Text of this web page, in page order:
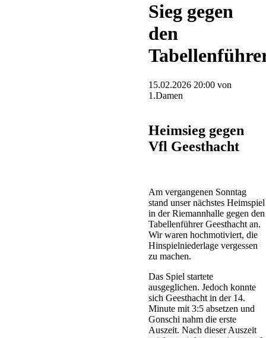
Sieg gegen
den
15.02.2026 20:00 von
1.Damen
Heimsieg gegen
Vfl Geesthacht
Am vergangenen Sonntag
stand unser nächstes Heimspiel
in der Riemannhalle gegen den
Tabellenführer Geesthacht an.
Wir waren hochmotiviert, die
Hinspielniederlage vergessen
zu machen.
Das Spiel startete
ausgeglichen. Jedoch konnte
sich Geesthacht in der 14.
Minute mit 3:5 absetzen und
Gonschi nahm die erste
Auszeit. Nach dieser Auszeit